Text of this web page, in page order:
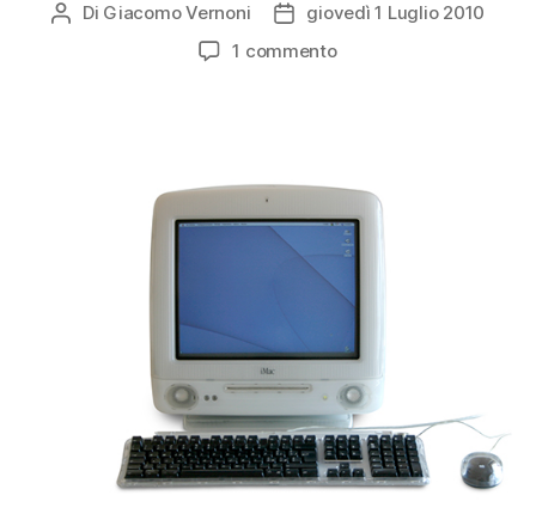
Autore
Di Giacomo Vernoni
Data
dell'articolo
giovedì 1 Luglio 2010
1 commentosu